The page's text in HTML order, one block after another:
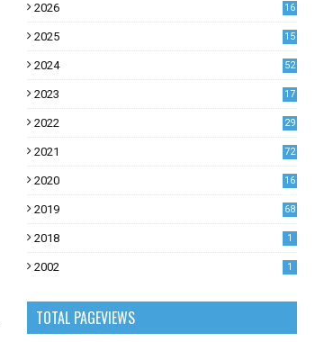
2026 16
2025 15
2024 52
2023
17
2022
29
2021
72
2020
16
2019
68
2018 1
2002 1
TOTAL PAGEVIEWS